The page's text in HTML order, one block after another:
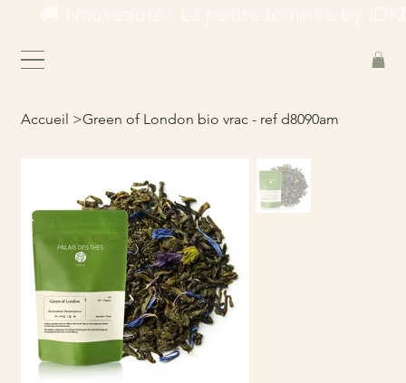
Accueil >Green of London bio vrac - ref d8090am